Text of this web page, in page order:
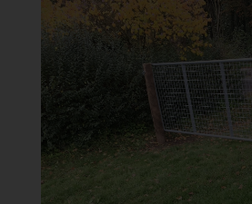
HYDRAULISCHER